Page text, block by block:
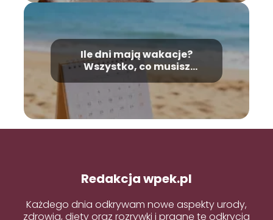
Ile dni mają wakacje?
Wszystko, co musisz
Redakcja wpek.pl
Każdego dnia odkrywam nowe aspekty urody,
zdrowia, diety oraz rozrywki i pragnę te odkrycia